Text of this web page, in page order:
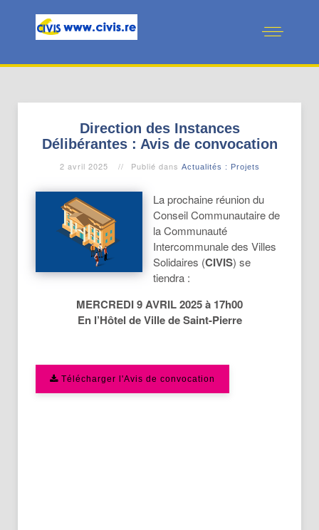
Direction des Instances
Délibérantes : Avis de convocation
2 avril 2025 Publié dans Actualités : Projets
La prochaine réunion du
Conseil Communautaire de
la Communauté
Intercommunale des Villes
Solidaires (CIVIS) se
tiendra :
MERCREDI 9 AVRIL 2025 à 17h00
En l’Hôtel de Ville de Saint-Pierre
Télécharger l'Avis de convocation